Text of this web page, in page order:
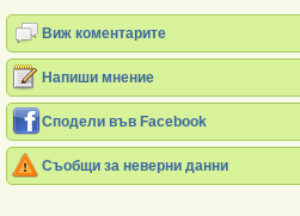
Виж коментарите
Напиши мнение
Сподели във Facebook
Съобщи за неверни данни